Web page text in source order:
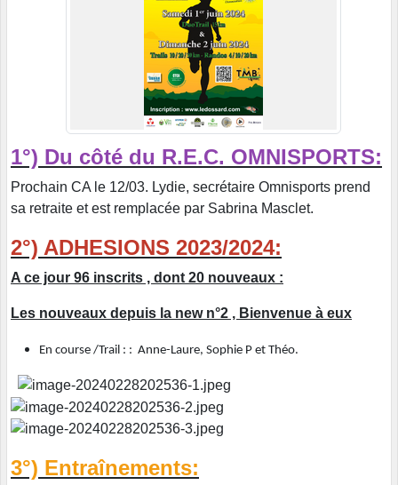
1°) Du côté du R.E.C. OMNISPORTS:
Prochain CA le 12/03. Lydie, secrétaire Omnisports prend
sa retraite et est remplacée par Sabrina Masclet.
2°) ADHESIONS 2023/2024:
A ce jour 96 inscrits , dont 20 nouveaux :
Les nouveaux depuis la new n°2 , Bienvenue à eux
En course /Trail : : Anne-Laure, Sophie P et Théo.
3°) Entraînements: